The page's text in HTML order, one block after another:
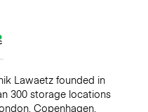
Lawaetz founded in
300 storage locations
Copenhagen,